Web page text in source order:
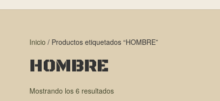
Inicio / Productos etiquetados “HOMBRE”
HOMBRE
Mostrando los 6 resultados